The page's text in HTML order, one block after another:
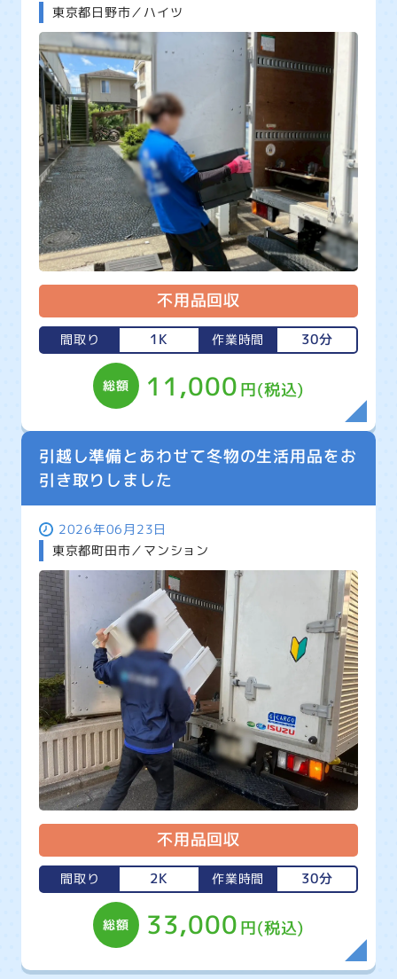
東京都日野市／ハイツ
不用品回収
間取り 1K 作業時間 30分
総額 11,000円(税込)
引越し準備とあわせて冬物の生活用品をお
引き取りしました
2026年06月23日
東京都町田市／マンション
不用品回収
間取り 2K 作業時間 30分
総額 33,000円(税込)